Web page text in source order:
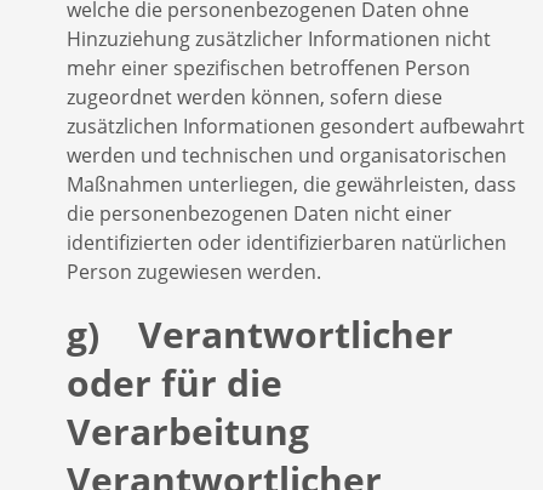
welche die personenbezogenen Daten ohne
Hinzuziehung zusätzlicher Informationen nicht
mehr einer spezifischen betroffenen Person
zugeordnet werden können, sofern diese
zusätzlichen Informationen gesondert aufbewahrt
werden und technischen und organisatorischen
Maßnahmen unterliegen, die gewährleisten, dass
die personenbezogenen Daten nicht einer
identifizierten oder identifizierbaren natürlichen
Person zugewiesen werden.
g) Verantwortlicher
oder für die
Verarbeitung
Verantwortlicher